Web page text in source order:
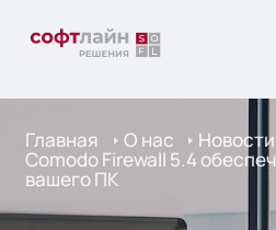
Главная О нас Новости
Comodo Firewall 5.4
вашего ПК